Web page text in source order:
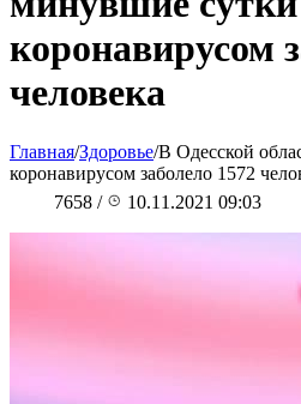
коронавирусом
человека
Главная/Здоровье/В Одесской
коронавирусом заболело 1572
7658 / 10.11.2021 09:03